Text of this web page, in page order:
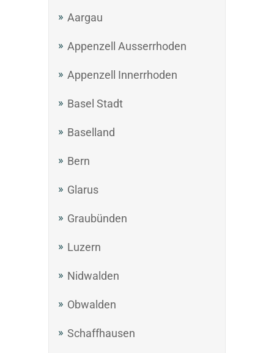
Aargau
Appenzell Ausserrhoden
Appenzell Innerrhoden
Basel Stadt
Baselland
Bern
Glarus
Graubünden
Luzern
Nidwalden
Obwalden
Schaffhausen